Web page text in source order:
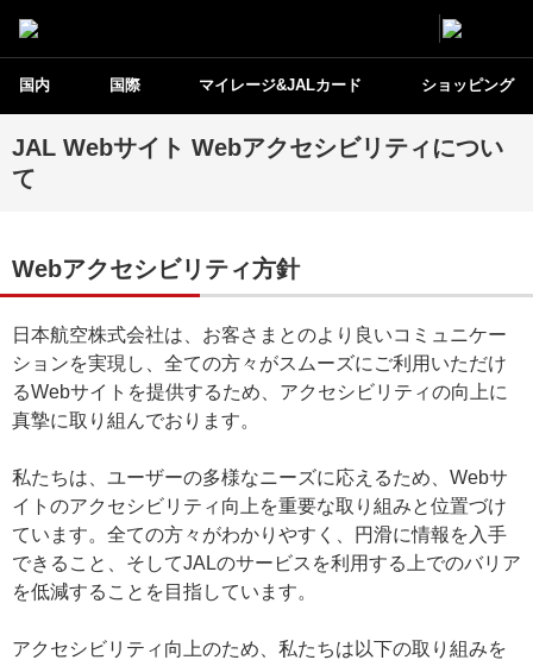
国内 国際 マイレージ&JALカード ショッピング
JAL Webサイト Webアクセシビリティについ
て
Webアクセシビリティ方針
日本航空株式会社は、お客さまとのより良いコミュニケー
ションを実現し、全ての方々がスムーズにご利用いただけ
るWebサイトを提供するため、アクセシビリティの向上に
真摯に取り組んでおります。
私たちは、ユーザーの多様なニーズに応えるため、Webサ
イトのアクセシビリティ向上を重要な取り組みと位置づけ
ています。全ての方々がわかりやすく、円滑に情報を入手
できること、そしてJALのサービスを利用する上でのバリア
を低減することを目指しています。
アクセシビリティ向上のため、私たちは以下の取り組みを